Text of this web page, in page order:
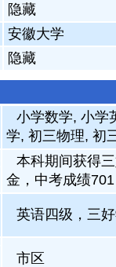
隐藏
安徽大学
隐藏
小学数学, 小学
学, 初三物理, 初
本科期间获得
金，中考成绩
英语四级，三
市区